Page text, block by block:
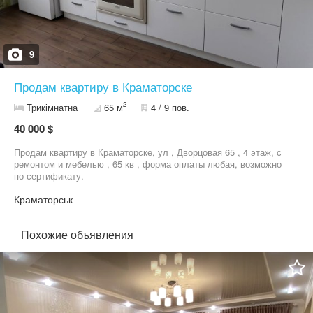
9
Продам квартиру в Краматорске
Трикімнатна 65 м2 4 / 9 пов.
40 000 $
Продам квартиру в Краматорске, ул , Дворцовая 65 , 4 этаж, с
ремонтом и мебелью , 65 кв , форма оплаты любая, возможно
по сертификату.
Краматорськ
Похожие объявления